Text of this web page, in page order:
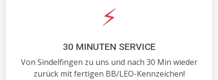
⚡
30 MINUTEN SERVICE
Von Sindelfingen zu uns und nach 30 Min wieder
zurück mit fertigen BB/LEO-Kennzeichen!